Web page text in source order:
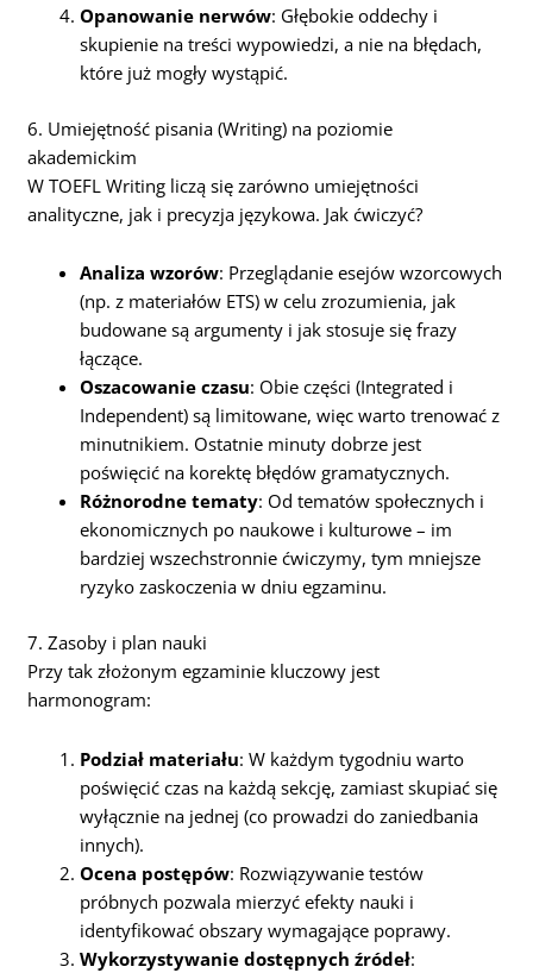
Opanowanie nerwów: Głębokie oddechy i
skupienie na treści wypowiedzi, a nie na błędach,
które już mogły wystąpić.
6. Umiejętność pisania (Writing) na poziomie
akademickim
W TOEFL Writing liczą się zarówno umiejętności
analityczne, jak i precyzja językowa. Jak ćwiczyć?
Analiza wzorów: Przeglądanie esejów wzorcowych
(np. z materiałów ETS) w celu zrozumienia, jak
budowane są argumenty i jak stosuje się frazy
łączące.
Oszacowanie czasu: Obie części (Integrated i
Independent) są limitowane, więc warto trenować z
minutnikiem. Ostatnie minuty dobrze jest
poświęcić na korektę błędów gramatycznych.
Różnorodne tematy: Od tematów społecznych i
ekonomicznych po naukowe i kulturowe – im
bardziej wszechstronnie ćwiczymy, tym mniejsze
ryzyko zaskoczenia w dniu egzaminu.
7. Zasoby i plan nauki
Przy tak złożonym egzaminie kluczowy jest
harmonogram:
Podział materiału: W każdym tygodniu warto
poświęcić czas na każdą sekcję, zamiast skupiać się
wyłącznie na jednej (co prowadzi do zaniedbania
innych).
Ocena postępów: Rozwiązywanie testów
próbnych pozwala mierzyć efekty nauki i
identyfikować obszary wymagające poprawy.
Wykorzystywanie dostępnych źródeł: